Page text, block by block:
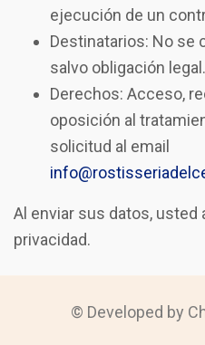
ejecución de un
Destinatarios: No se
salvo obligación legal.
Derechos: Acceso,
oposición al
solicitud al email
Al enviar sus datos,
privacidad.
© Developed by